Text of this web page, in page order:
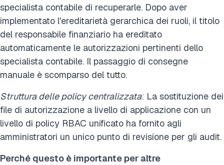
specialista contabile di recuperarle. Dopo aver
implementato l'ereditarietà gerarchica dei ruoli, il titolo
del responsabile finanziario ha ereditato
automaticamente le autorizzazioni pertinenti dello
specialista contabile. Il passaggio di consegne
manuale è scomparso del tutto.
Struttura delle policy centralizzata: La sostituzione dei
file di autorizzazione a livello di applicazione con un
livello di policy RBAC unificato ha fornito agli
amministratori un unico punto di revisione per gli audit.
Perché questo è importante per altre